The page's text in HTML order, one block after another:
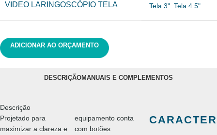
VIDEO LARINGOSCÓPIO TELA Tela 3" Tela 4.5"
ADICIONAR AO ORÇAMENTO
DESCRIÇÃOMANUAIS E COMPLEMENTOS
Descrição
Projetado para
maximizar a clareza e
equipamento conta
com botões